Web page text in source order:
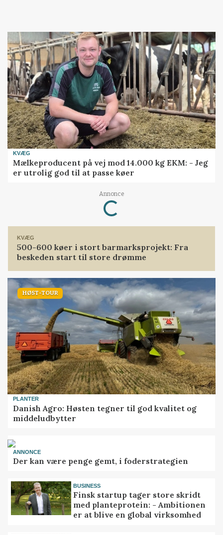
KVÆG
Mælkeproducent på vej mod 14.000 kg EKM: - Jeg
er utrolig god til at passe køer
Annonce
Loading...
KVÆG
500-600 køer i stort barmarksprojekt: Fra
beskeden start til store drømme
HØST-TOUR
PLANTER
Danish Agro: Høsten tegner til god kvalitet og
middeludbytter
ANNONCE
Der kan være penge gemt, i foderstrategien
BUSINESS
Finsk startup tager store skridt
med planteprotein: - Ambitionen
er at blive en global virksomhed